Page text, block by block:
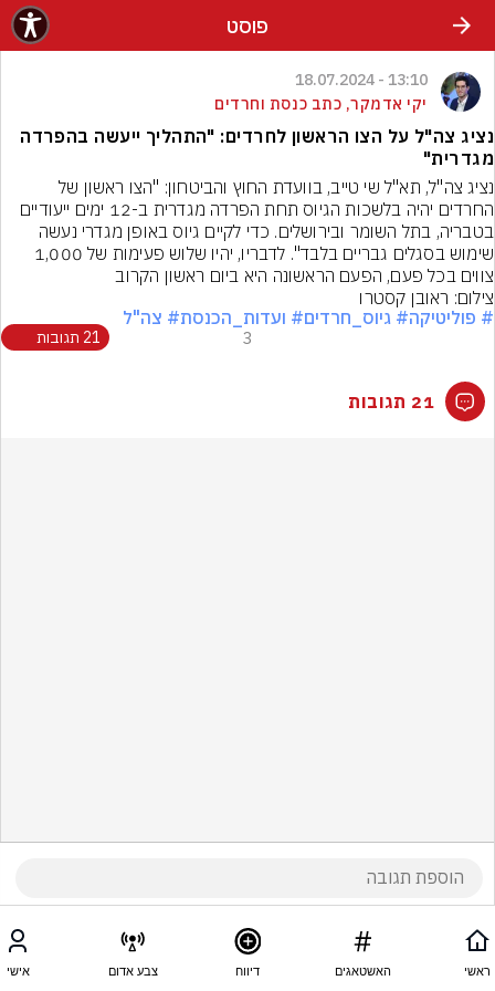
פוסט
13:10 - 18.07.2024
יקי אדמקר, כתב כנסת וחרדים
נציג צה"ל על הצו הראשון לחרדים: "התהליך ייעשה בהפרדה
מגדרית"
צווים בכל פעם, הפעם הראשונה היא ביום ראשון הקרוב
צילום: ראובן קסטרו
# פוליטיקה# גיוס_חרדים# ועדות_הכנסת# צה"ל
3 21 תגובות
21 תגובות
ראשי האשטאגים דיווח צבע אדום אישי